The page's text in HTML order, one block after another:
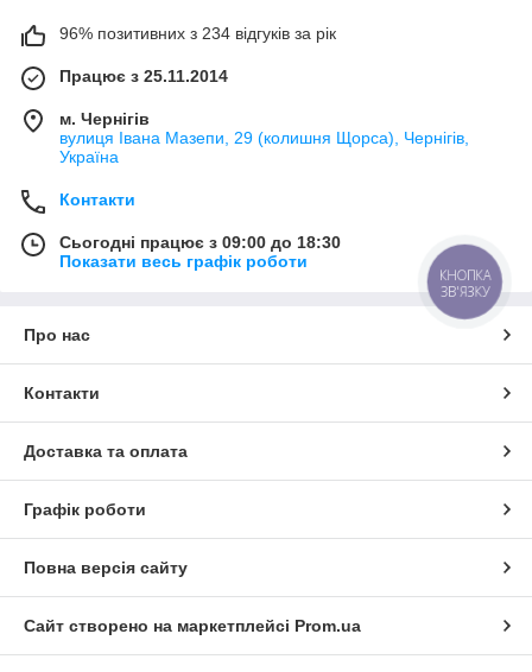
96% позитивних з 234 відгуків за рік
Працює з 25.11.2014
м. Чернігів
вулиця Івана Мазепи, 29 (колишня Щорса), Чернігів,
Україна
Контакти
Сьогодні працює з 09:00 до 18:30
Показати весь графік роботи
Про нас
Контакти
Доставка та оплата
Графік роботи
Повна версія сайту
Сайт створено на маркетплейсі Prom.ua
КНОПКА
ЗВ'ЯЗКУ